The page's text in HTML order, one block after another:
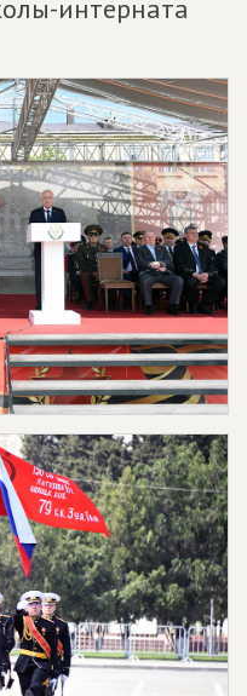
интерната